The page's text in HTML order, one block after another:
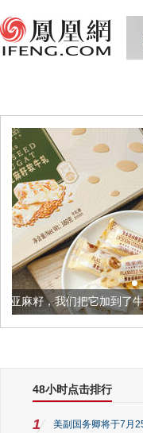
到了牛轧糖里
48小时点击排行
1 美副国务卿将于7月